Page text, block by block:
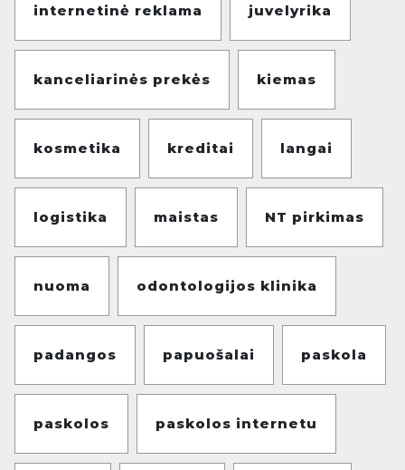
internetinė reklama juvelyrika
kanceliarinės prekės kiemas
kosmetika kreditai langai
logistika maistas NT pirkimas
nuoma odontologijos klinika
padangos papuošalai paskola
paskolos paskolos internetu